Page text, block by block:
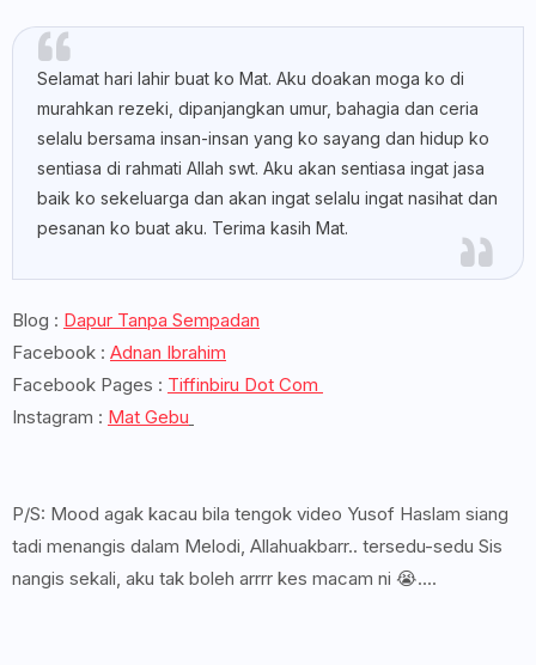
Selamat hari lahir buat ko Mat. Aku doakan moga ko di
murahkan rezeki, dipanjangkan umur, bahagia dan ceria
selalu bersama insan-insan yang ko sayang dan hidup ko
sentiasa di rahmati Allah swt. Aku akan sentiasa ingat jasa
baik ko sekeluarga dan akan ingat selalu ingat nasihat dan
pesanan ko buat aku. Terima kasih Mat.
Blog : Dapur Tanpa Sempadan
Facebook : Adnan Ibrahim
Facebook Pages : Tiffinbiru Dot Com
Instagram : Mat Gebu
P/S: Mood agak kacau bila tengok video Yusof Haslam siang
tadi menangis dalam Melodi, Allahuakbarr.. tersedu-sedu Sis
nangis sekali, aku tak boleh arrrr kes macam ni 😭....